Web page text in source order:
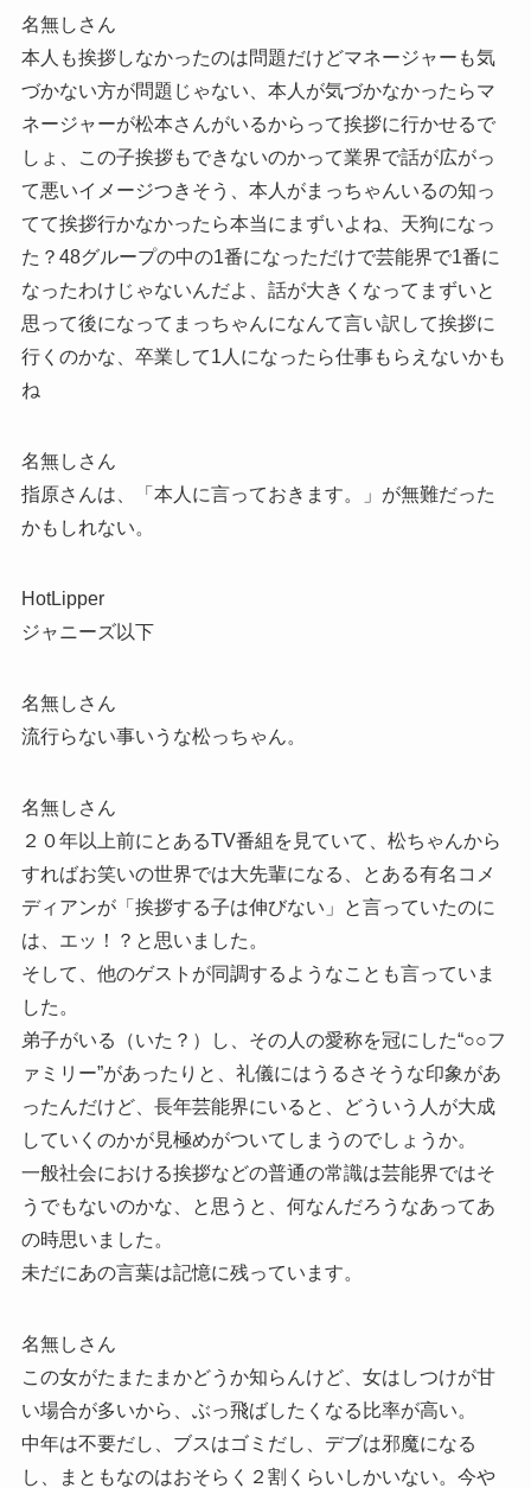
名無しさん
本人も挨拶しなかったのは問題だけどマネージャーも気
づかない方が問題じゃない、本人が気づかなかったらマ
ネージャーが松本さんがいるからって挨拶に行かせるで
しょ、この子挨拶もできないのかって業界で話が広がっ
て悪いイメージつきそう、本人がまっちゃんいるの知っ
てて挨拶行かなかったら本当にまずいよね、天狗になっ
た？48グループの中の1番になっただけで芸能界で1番に
なったわけじゃないんだよ、話が大きくなってまずいと
思って後になってまっちゃんになんて言い訳して挨拶に
行くのかな、卒業して1人になったら仕事もらえないかも
ね
名無しさん
指原さんは、「本人に言っておきます。」が無難だった
かもしれない。
HotLipper
ジャニーズ以下
名無しさん
流行らない事いうな松っちゃん。
名無しさん
２０年以上前にとあるTV番組を見ていて、松ちゃんから
すればお笑いの世界では大先輩になる、とある有名コメ
ディアンが「挨拶する子は伸びない」と言っていたのに
は、エッ！？と思いました。
そして、他のゲストが同調するようなことも言っていま
した。
弟子がいる（いた？）し、その人の愛称を冠にした“○○フ
ァミリー”があったりと、礼儀にはうるさそうな印象があ
ったんだけど、長年芸能界にいると、どういう人が大成
していくのかが見極めがついてしまうのでしょうか。
一般社会における挨拶などの普通の常識は芸能界ではそ
うでもないのかな、と思うと、何なんだろうなあってあ
の時思いました。
未だにあの言葉は記憶に残っています。
名無しさん
この女がたまたまかどうか知らんけど、女はしつけが甘
い場合が多いから、ぶっ飛ばしたくなる比率が高い。
中年は不要だし、ブスはゴミだし、デブは邪魔になる
し、まともなのはおそらく２割くらいしかいない。今や